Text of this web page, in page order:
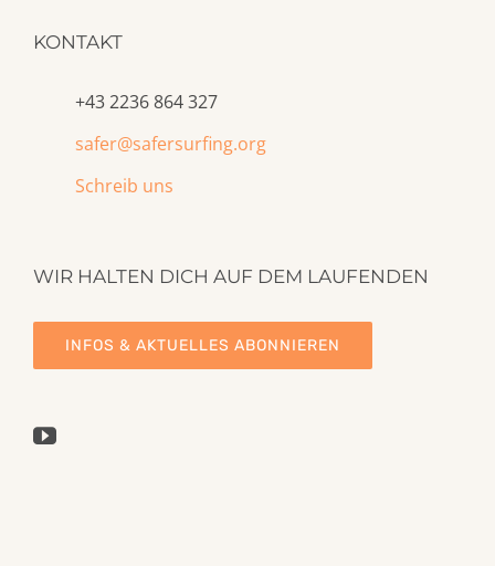
KONTAKT
+43 2236 864 327
safer@safersurfing.org
Schreib uns
WIR HALTEN DICH AUF DEM LAUFENDEN
INFOS & AKTUELLES ABONNIEREN